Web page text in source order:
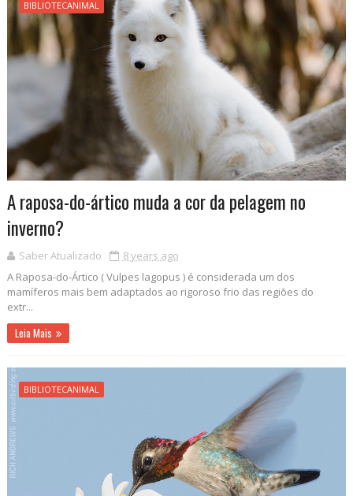
BIBLIOTECANIMAL
A raposa-do-ártico muda a cor da pelagem no
inverno?
Saber Atualizado
8 years ago
A Raposa-do-Ártico ( Vulpes lagopus ) é considerada um dos
mamíferos mais bem adaptados ao rigoroso frio das regiões do
extr...
Leia Mais
BIBLIOTECANIMAL